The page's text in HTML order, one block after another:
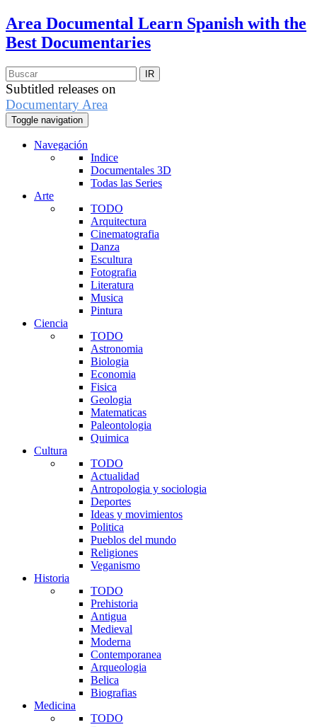
Area Documental Learn Spanish with the
Best Documentaries
Subtitled releases on
Documentary Area
Toggle navigation
Navegación
Indice
Documentales 3D
Todas las Series
Arte
TODO
Arquitectura
Cinematografia
Danza
Escultura
Fotografia
Literatura
Musica
Pintura
Ciencia
TODO
Astronomia
Biologia
Economia
Fisica
Geologia
Matematicas
Paleontologia
Quimica
Cultura
TODO
Actualidad
Antropologia y sociologia
Deportes
Ideas y movimientos
Politica
Pueblos del mundo
Religiones
Veganismo
Historia
TODO
Prehistoria
Antigua
Medieval
Moderna
Contemporanea
Arqueologia
Belica
Biografias
Medicina
TODO